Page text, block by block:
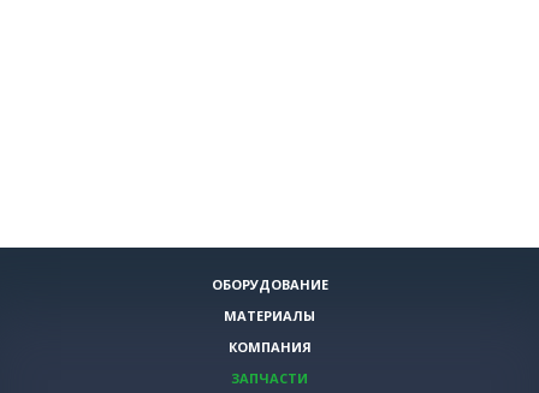
ОБОРУДОВАНИЕ
МАТЕРИАЛЫ
КОМПАНИЯ
ЗАПЧАСТИ